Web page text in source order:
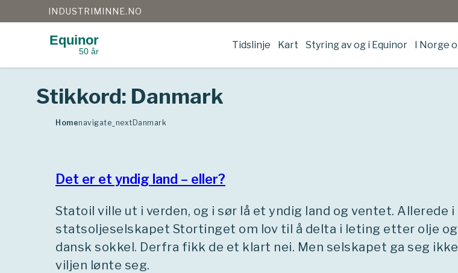
til
INDUSTRIMINNE.NO
Equinor
50 år
Tidslinje Kart Styring av og i Equinor I Norge
Stikkord: Danmark
Homenavigate_next Danmark
Det er et yndig land – eller?
Statoil ville ut i verden, og i sør lå et yndig land og ventet. Allerede i
statsoljeselskapet Stortinget om lov til å delta i leting etter olje og
dansk sokkel. Derfra fikk de et klart nei. Men selskapet ga seg
viljen lønte seg.